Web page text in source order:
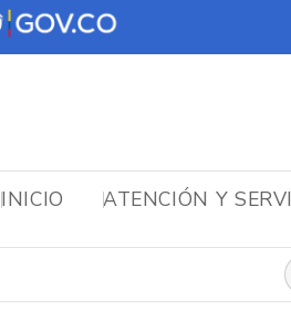
INICIO ATENCIÓN Y